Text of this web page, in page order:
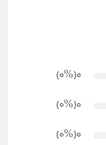
0(۰%
)
0(۰%
)
0(۰%
)